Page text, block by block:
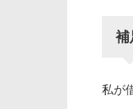
補
私が